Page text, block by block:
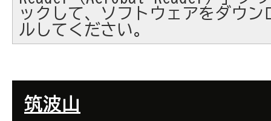
ックして、ソフトウェアをダウ
ルしてください。
筑波山